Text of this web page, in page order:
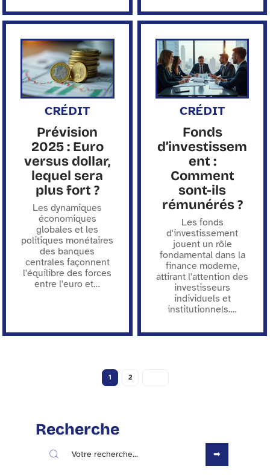
CRÉDIT
Prévision
2025 : Euro
versus dollar,
lequel sera
plus fort ?
Les dynamiques
économiques
globales et les
politiques monétaires
des banques
centrales façonnent
l'équilibre des forces
entre l'euro et…
CRÉDIT
Fonds
d’investissem
ent :
Comment
sont-ils
rémunérés ?
Les fonds
d'investissement
jouent un rôle
fondamental dans la
finance moderne,
attirant l'attention des
investisseurs
individuels et
institutionnels.…
1 2
Recherche